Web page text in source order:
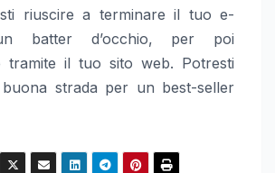
riuscire a terminare il tuo e-
batter d’occhio, per poi
tramite il tuo sito web. Potresti
strada per un best-seller